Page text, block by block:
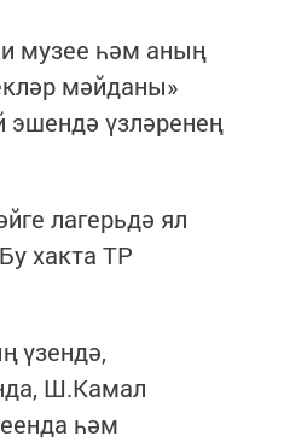
музее һәм аның
мәйданы»
үзләренең
лагерьдә ял
хакта ТР
үзендә,
Ш.Камал
һәм